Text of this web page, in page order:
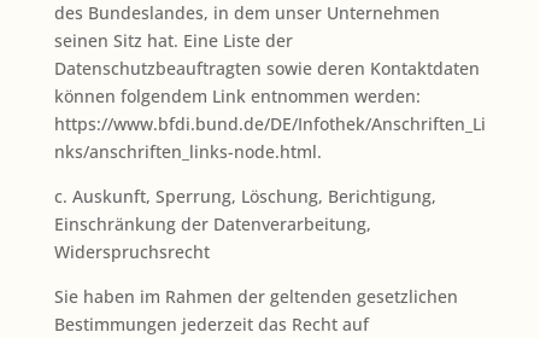
des Bundeslandes, in dem unser Unternehmen
seinen Sitz hat. Eine Liste der
Datenschutzbeauftragten sowie deren Kontaktdaten
können folgendem Link entnommen werden:
https://www.bfdi.bund.de/DE/Infothek/Anschriften_Li
nks/anschriften_links-node.html.
c. Auskunft, Sperrung, Löschung, Berichtigung,
Einschränkung der Datenverarbeitung,
Widerspruchsrecht
Sie haben im Rahmen der geltenden gesetzlichen
Bestimmungen jederzeit das Recht auf